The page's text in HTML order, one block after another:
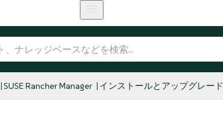
SUSE Rancher Manager インストールとアップグレード